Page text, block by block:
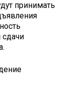
принимать